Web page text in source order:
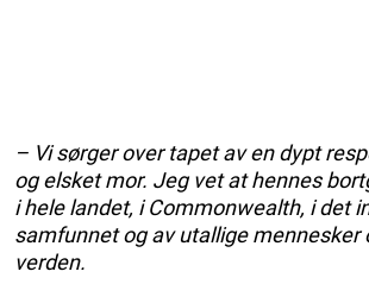
– Vi sørger over tapet av en dypt
og elsket mor. Jeg vet at hennes
i hele landet, i Commonwealth, i det
samfunnet og av utallige mennesker
verden.